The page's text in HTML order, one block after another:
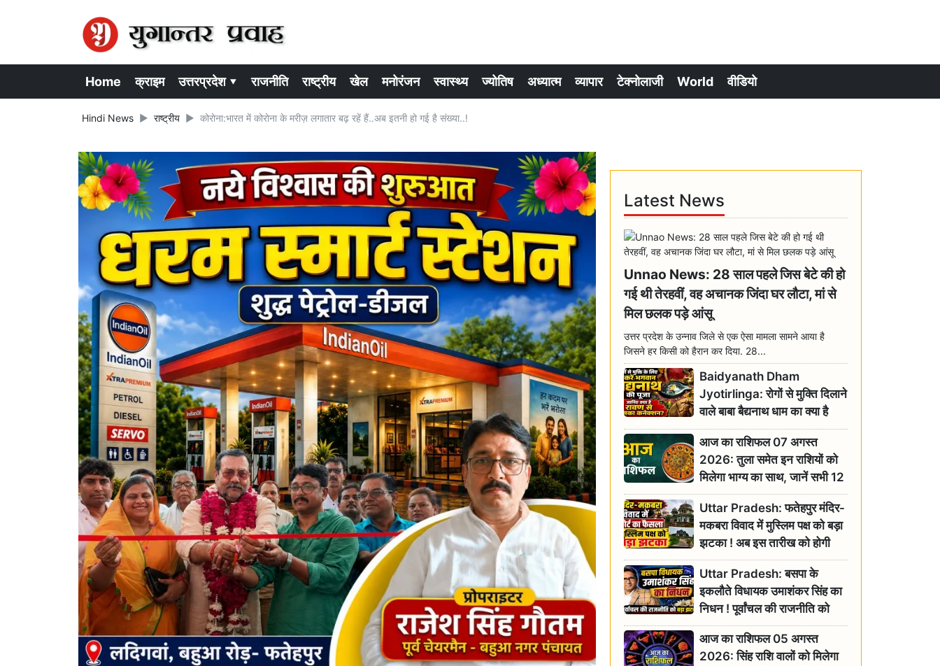
Home क्राइम उत्तरप्रदेश ▾ राजनीति राष्ट्रीय खेल मनोरंजन स्वास्थ्य ज्योतिष अध्यात्म व्यापार टेक्नोलाजी World वीडियो
Hindi News राष्ट्रीय कोरोना:भारत में कोरोना के मरीज़ लगातार बढ़ रहें हैं..अब इतनी हो गई है संख्या..!
Latest News
Unnao News: 28 साल पहले जिस बेटे की हो
गई थी तेरहवीं, वह अचानक जिंदा घर लौटा, मां से
मिल छलक पड़े आंसू
उत्तर प्रदेश के उन्नाव जिले से एक ऐसा मामला सामने आया है
जिसने हर किसी को हैरान कर दिया. 28...
Baidyanath Dham
Jyotirlinga: रोगों से मुक्ति दिलाने
वाले बाबा बैद्यनाथ धाम का क्या है
रावण से संबंध? जानिए ज्योतिर्लिंग की
महिमा
आज का राशिफल 07 अगस्त
2026: तुला समेत इन राशियों को
मिलेगा भाग्य का साथ, जानें सभी 12
राशियों का दैनिक भाग्यफल
Uttar Pradesh: फतेहपुर मंदिर-
मकबरा विवाद में मुस्लिम पक्ष को बड़ा
झटका ! अब इस तारीख को होगी
सुनवाई
Uttar Pradesh: बसपा के
इकलौते विधायक उमाशंकर सिंह का
निधन ! पूर्वांचल की राजनीति को
बड़ा झटका, योगी ने जताया दुःख
आज का राशिफल 05 अगस्त
2026: सिंह राशि वालों को मिलेगा